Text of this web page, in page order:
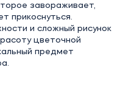
завораживает,
прикоснуться.
и сложный рисунок
цветочной
предмет